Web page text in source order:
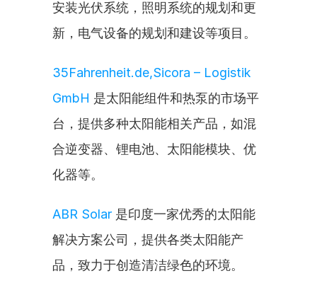
安装光伏系统，照明系统的规划和更
新，电气设备的规划和建设等项目。
35Fahrenheit.de,Sicora – Logistik
GmbH 是太阳能组件和热泵的市场平
台，提供多种太阳能相关产品，如混
合逆变器、锂电池、太阳能模块、优
化器等。
ABR Solar 是印度一家优秀的太阳能
解决方案公司，提供各类太阳能产
品，致力于创造清洁绿色的环境。